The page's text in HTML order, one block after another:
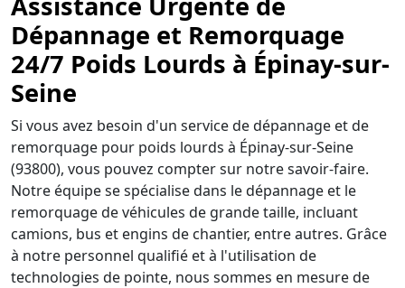
Dépannage et Remorquage
24/7 Poids Lourds à Épinay-sur-
Seine
Si vous avez besoin d'un service de dépannage et de
remorquage pour poids lourds à Épinay-sur-Seine
(93800), vous pouvez compter sur notre savoir-faire.
Notre équipe se spécialise dans le dépannage et le
remorquage de véhicules de grande taille, incluant
camions, bus et engins de chantier, entre autres. Grâce
à notre personnel qualifié et à l'utilisation de
technologies de pointe, nous sommes en mesure de